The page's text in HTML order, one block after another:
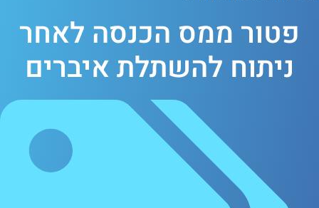
ממס הכנסה לאחר
להשתלת איברים